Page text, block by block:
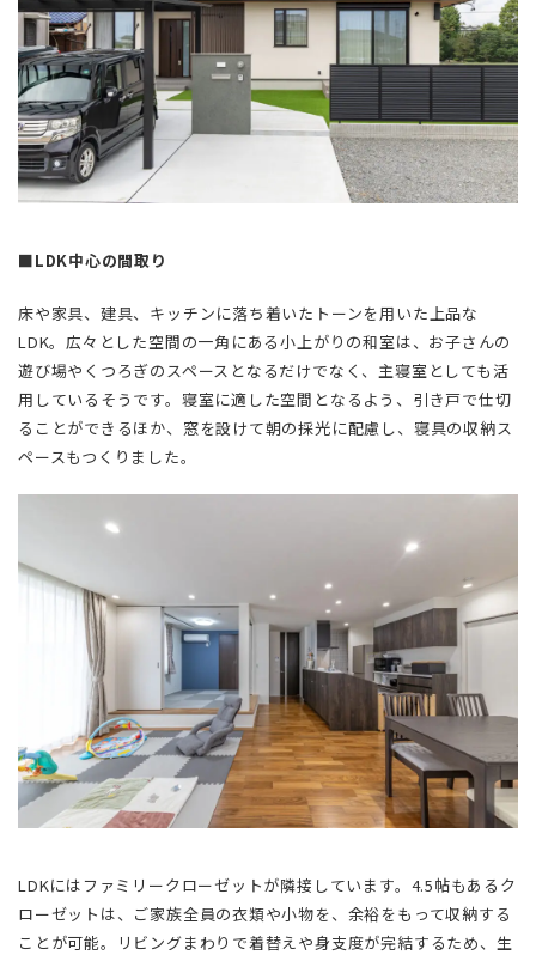
■LDK中心の間取り
床や家具、建具、キッチンに落ち着いたトーンを用いた上品な
LDK。広々とした空間の一角にある小上がりの和室は、お子さんの
遊び場やくつろぎのスペースとなるだけでなく、主寝室としても活
用しているそうです。寝室に適した空間となるよう、引き戸で仕切
ることができるほか、窓を設けて朝の採光に配慮し、寝具の収納ス
ペースもつくりました。
LDKにはファミリークローゼットが隣接しています。4.5帖もあるク
ローゼットは、ご家族全員の衣類や小物を、余裕をもって収納する
ことが可能。リビングまわりで着替えや身支度が完結するため、生